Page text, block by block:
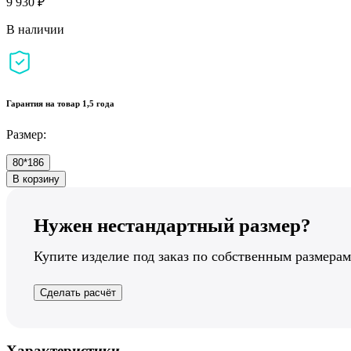
В наличии
Гарантия на товар 1,5 года
Размер:
80*186
В корзину
Нужен нестандартный размер?
Купите изделие под заказ по собственным
Сделать расчёт